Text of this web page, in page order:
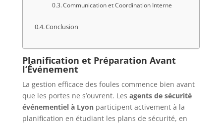
Communication et Coordination Interne
Conclusion
Planification et Préparation Avant
l’Événement
La gestion efficace des foules commence bien avant
que les portes ne s’ouvrent. Les agents de sécurité
événementiel à Lyonparticipent activement à la
planification en étudiant les plans de sécurité, en